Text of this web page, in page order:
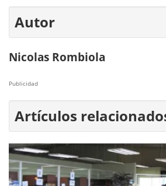
Autor
Nicolas Rombiola
Publicidad
Artículos